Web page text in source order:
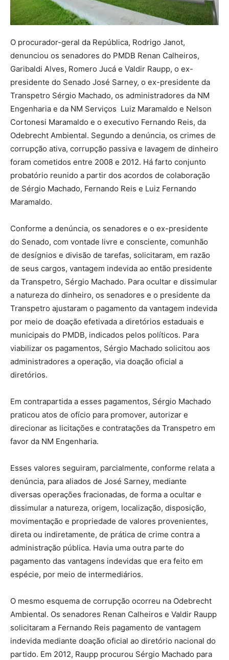
O procurador-geral da República, Rodrigo Janot,
denunciou os senadores do PMDB Renan Calheiros,
Garibaldi Alves, Romero Jucá e Valdir Raupp, o ex-
presidente do Senado José Sarney, o ex-presidente da
Transpetro Sérgio Machado, os administradores da NM
Engenharia e da NM Serviços Luiz Maramaldo e Nelson
Cortonesi Maramaldo e o executivo Fernando Reis, da
Odebrecht Ambiental. Segundo a denúncia, os crimes de
corrupção ativa, corrupção passiva e lavagem de dinheiro
foram cometidos entre 2008 e 2012. Há farto conjunto
probatório reunido a partir dos acordos de colaboração
de Sérgio Machado, Fernando Reis e Luiz Fernando
Maramaldo.
Conforme a denúncia, os senadores e o ex-presidente
do Senado, com vontade livre e consciente, comunhão
de desígnios e divisão de tarefas, solicitaram, em razão
de seus cargos, vantagem indevida ao então presidente
da Transpetro, Sérgio Machado. Para ocultar e dissimular
a natureza do dinheiro, os senadores e o presidente da
Transpetro ajustaram o pagamento da vantagem indevida
por meio de doação efetivada a diretórios estaduais e
municipais do PMDB, indicados pelos políticos. Para
viabilizar os pagamentos, Sérgio Machado solicitou aos
administradores a operação, via doação oficial a
diretórios.
Em contrapartida a esses pagamentos, Sérgio Machado
praticou atos de ofício para promover, autorizar e
direcionar as licitações e contratações da Transpetro em
favor da NM Engenharia.
Esses valores seguiram, parcialmente, conforme relata a
denúncia, para aliados de José Sarney, mediante
diversas operações fracionadas, de forma a ocultar e
dissimular a natureza, origem, localização, disposição,
movimentação e propriedade de valores provenientes,
direta ou indiretamente, de prática de crime contra a
administração pública. Havia uma outra parte do
pagamento das vantagens indevidas que era feito em
espécie, por meio de intermediários.
O mesmo esquema de corrupção ocorreu na Odebrecht
Ambiental. Os senadores Renan Calheiros e Valdir Raupp
solicitaram a Fernando Reis pagamento de vantagem
indevida mediante doação oficial ao diretório nacional do
partido. Em 2012, Raupp procurou Sérgio Machado para